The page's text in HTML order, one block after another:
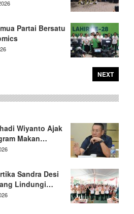
Partai Bersatu
NEXT
Wiyanto Ajak
Makan…
Sandra Desi
Lindungi…